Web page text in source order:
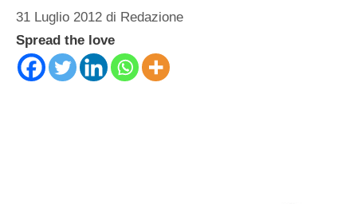
31 Luglio 2012 di Redazione
Spread the love